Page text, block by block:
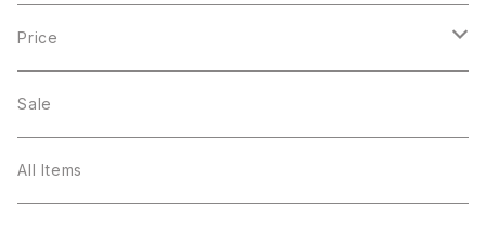
１月・ガーネット
２月・アメジスト
３月・アクアマリン
Price
～5000円
～10000円
Sale
All Items